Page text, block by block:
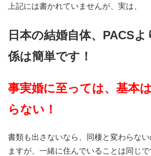
上記には書かれていませんが、実は、
日本の結婚自体、PACSよ
係は簡単です！
事実婚に至っては、基本
らない！
書類も出さないなら、同棲と変わらな
ますが、一緒に住んでいることは同じで